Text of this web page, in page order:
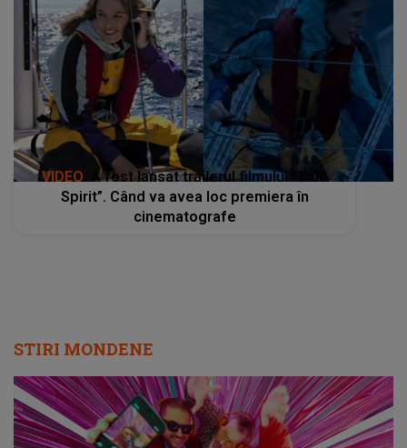
VIDEO : A fost lansat trailerul filmului ”True
Spirit”. Când va avea loc premiera în
cinematografe
STIRI MONDENE